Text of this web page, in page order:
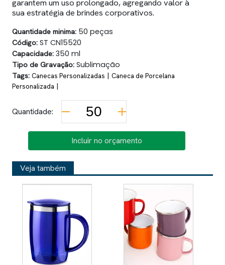
garantem um uso prolongado, agregando valor à
sua estratégia de brindes corporativos.
Quantidade minima: 50 peças
Código: ST CN15520
Capacidade: 350 ml
Tipo de Gravação: Sublimação
Tags: Canecas Personalizadas | Caneca de Porcelana
Personalizada |
Quantidade:
Incluir no orçamento
Veja também